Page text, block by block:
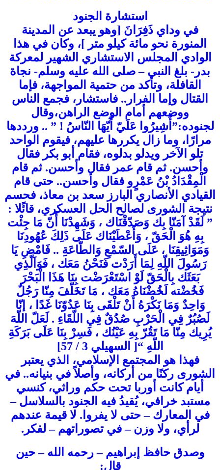
استشارة الجنود
في وداي ذَفِرَانَ [وهو يبعد عن المدينة
المنورة نحو مائة كيلو متر ]، وكان في هذا
الوادي المجلس الاستشاري الشهير لمعركة
بدر- بلغ النبي – صلى الله عليه وسلم- نجاة
القافلة، وتأكد من حتمية المواجهة، فإما
القتال وإما الفرار.. فاستشار، فجمع الناس
ووضعهم أمام الوضع الراهن،وقال
لجنوده:”أَشِيرُوا عَلَيّ أَيّهَا النّاسُ ! ” .. ورددها
مرارًا، وما زال يكررها عليهم، فيقوم الواحد
تلو الآخر ويدلو بدلوه، فقام أبو بكر فقال
وأحسن. ثم قام عمر فقال وأحسن. ثم قام
الْمِقْدَادُ بْنُ عَمْرٍو فقال وأحسن.. حتى قام
القيادي الأنصاري البارز سعد بن معاذ، فحسم
نتيجة الشورى لصالح الحل العسكري، قائًلا :
” لَقَدْ آمَنّا بِك وَصَدّقْنَاك ، وَشَهِدْنَا أَنّ مَا جِئْت
بِهِ هُوَ الْحَقّ ، وَأَعْطَيْنَاك عَلَى ذَلِكَ عُهُودِنَا
وَمَوَاثِيقِنَا ، عَلَى السّمْعِ وَالطّاعَةِ .. فَامْضِ يَا
رَسُولَ اللّهِ لِمَا أَرَدْت فَنَحْنُ مَعَك ، فَوَاَلّذِي
بَعَثَك بِالْحَقّ لَوْ اسْتَعْرَضْت بِنَا هَذَا الْبَحْرَ
فَخُضْته لَخُضْنَاهُ مَعَك ، مَا تَخَلّفَ مِنّا رَجُلٌ
وَاحِدٌ وَمَا نَكْرَهُ أَنْ تَلْقَى بِنَا عَدُوّنَا غَدًا ، إنّا
لَصُبُرٌ فِي الْحَرْبِ صُدُقٌ فِي اللّقَاءِ . لَعَلّ اللّهَ
يُرِيك مِنّا مَا تَقُرّ بِهِ عَيْنُك ، فَسِرْ بِنَا عَلَى بَرَكَةِ
اللّهِ “[ السهيلي 3 / 57]
فهذا هو المجتمع الإسلامي، الذي يعتبر
الشورى ركنًا من أركانه، وأصلاً في بنيانه.. في
أيام كانت أوربا تحت حكم وراثي، كنسي
مستبد خرافي، يُقيدُ فيه الجنود بالسلاسل –
في المعارك – حتى لا يفروا. لا قيمة عندهم
لرأي، ولا وزن – في تصوراتهم – لفكر.
وصدق حافظ إبراهيم – رحمه الله – حين
قال: